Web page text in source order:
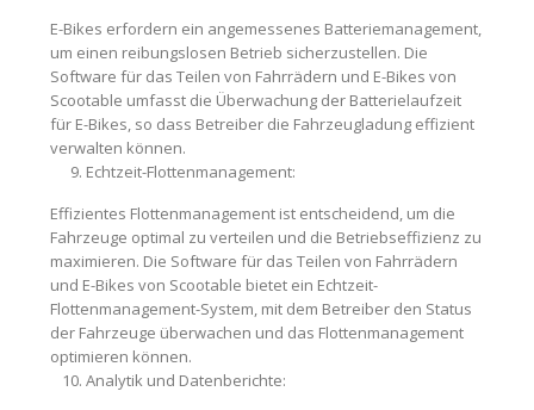
E-Bikes erfordern ein angemessenes Batteriemanagement,
um einen reibungslosen Betrieb sicherzustellen. Die
Software für das Teilen von Fahrrädern und E-Bikes von
Scootable umfasst die Überwachung der Batterielaufzeit
für E-Bikes, so dass Betreiber die Fahrzeugladung effizient
verwalten können.
Echtzeit-Flottenmanagement:
Effizientes Flottenmanagement ist entscheidend, um die
Fahrzeuge optimal zu verteilen und die Betriebseffizienz zu
maximieren. Die Software für das Teilen von Fahrrädern
und E-Bikes von Scootable bietet ein Echtzeit-
Flottenmanagement-System, mit dem Betreiber den Status
der Fahrzeuge überwachen und das Flottenmanagement
optimieren können.
Analytik und Datenberichte: